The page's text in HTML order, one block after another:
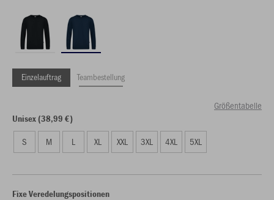
Einzelauftrag Teambestellung
Größentabelle
Unisex (38,99 €)
S M L XL XXL 3XL 4XL 5XL
Fixe Veredelungspositionen